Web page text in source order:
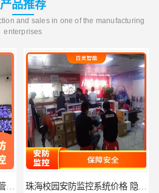
产品推荐
and sales in one of the manufacturing
enterprises